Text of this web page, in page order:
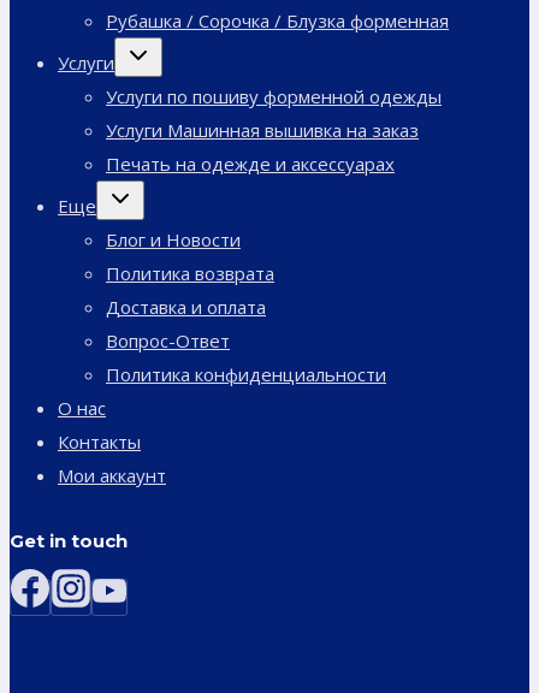
Рубашка / Сорочка / Блузка форменная
Услуги
Переключить
Услуги по пошиву форменной одежды
Услуги Машинная вышивка на заказ
Печать на одежде и аксессуарах
Еще
Переключить
Блог и Новости
Политика возврата
Доставка и оплата
Вопрос-Ответ
Политика конфиденциальности
О нас
Контакты
Мои аккаунт
Get in touch